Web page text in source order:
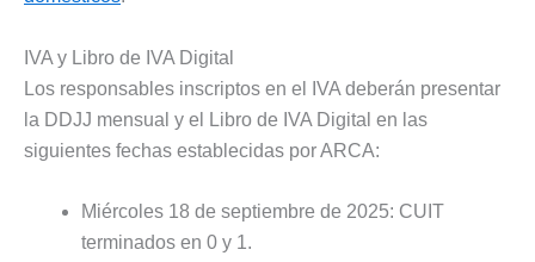
IVA y Libro de IVA Digital
Los responsables inscriptos en el IVA deberán presentar
la DDJJ mensual y el Libro de IVA Digital en las
siguientes fechas establecidas por ARCA:
Miércoles 18 de septiembre de 2025: CUIT
terminados en 0 y 1.